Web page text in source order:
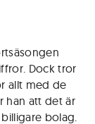
Dock tror
allt med de
han att det är
bolag.